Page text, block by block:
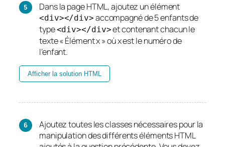
Dans la page HTML, ajoutez un élément
<div></div> accompagné de 5 enfants de
type<div></div>et contenant chacun le
texte « Élément x » où x est le numéro de
l’enfant.
Afficher la solution HTML
Ajoutez toutes les classes nécessaires pour la
manipulation des différents éléments HTML